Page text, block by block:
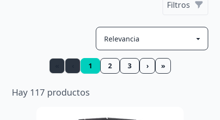
Filtros
1 2 3 › »
Hay 117 productos